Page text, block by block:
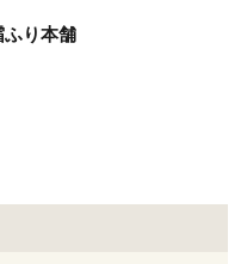
ふり本舗